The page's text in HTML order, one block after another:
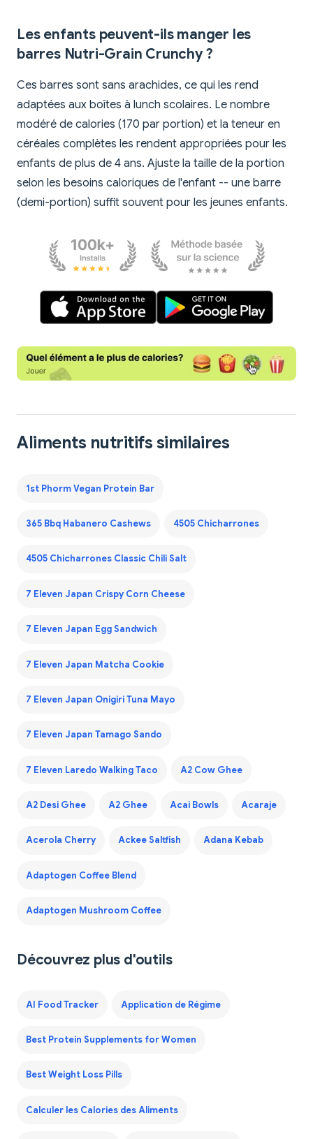
Les enfants peuvent-ils manger les
barres Nutri-Grain Crunchy ?
Ces barres sont sans arachides, ce qui les rend
adaptées aux boîtes à lunch scolaires. Le nombre
modéré de calories (170 par portion) et la teneur en
céréales complètes les rendent appropriées pour les
enfants de plus de 4 ans. Ajuste la taille de la portion
selon les besoins caloriques de l'enfant -- une barre
(demi-portion) suffit souvent pour les jeunes enfants.
Aliments nutritifs similaires
1st Phorm Vegan Protein Bar
365 Bbq Habanero Cashews 4505 Chicharrones
4505 Chicharrones Classic Chili Salt
7 Eleven Japan Crispy Corn Cheese
7 Eleven Japan Egg Sandwich
7 Eleven Japan Matcha Cookie
7 Eleven Japan Onigiri Tuna Mayo
7 Eleven Japan Tamago Sando
7 Eleven Laredo Walking Taco A2 Cow Ghee
A2 Desi Ghee A2 Ghee Acai Bowls Acaraje
Acerola Cherry Ackee Saltfish Adana Kebab
Adaptogen Coffee Blend
Adaptogen Mushroom Coffee
Découvrez plus d'outils
AI Food Tracker Application de Régime
Best Protein Supplements for Women
Best Weight Loss Pills
Calculer les Calories des Aliments